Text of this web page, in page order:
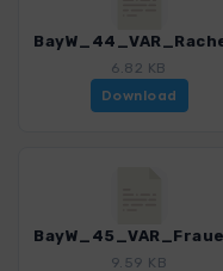
6.82 KB
Download
9.59 KB